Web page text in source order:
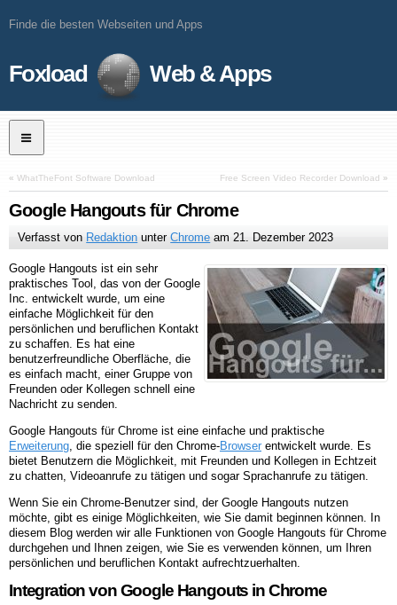
Finde die besten Webseiten und Apps
Foxload Web & Apps
« WhatTheFont Software Download Free Screen Video Recorder Download »
Google Hangouts für Chrome
Verfasst von Redaktion unterChrome am21. Dezember 2023
Google Hangouts ist ein sehr
praktisches Tool, das von der Google
Inc. entwickelt wurde, um eine
einfache Möglichkeit für den
persönlichen und beruflichen Kontakt
zu schaffen. Es hat eine
benutzerfreundliche Oberfläche, die
es einfach macht, einer Gruppe von
Freunden oder Kollegen schnell eine
Nachricht zu senden.
Google Hangouts für Chrome ist eine einfache und praktische
Erweiterung , die speziell für den Chrome-Browser entwickelt wurde. Es
bietet Benutzern die Möglichkeit, mit Freunden und Kollegen in Echtzeit
zu chatten, Videoanrufe zu tätigen und sogar Sprachanrufe zu tätigen.
Wenn Sie ein Chrome-Benutzer sind, der Google Hangouts nutzen
möchte, gibt es einige Möglichkeiten, wie Sie damit beginnen können. In
diesem Blog werden wir alle Funktionen von Google Hangouts für Chrome
durchgehen und Ihnen zeigen, wie Sie es verwenden können, um Ihren
persönlichen und beruflichen Kontakt aufrechtzuerhalten.
Integration von Google Hangouts in Chrome